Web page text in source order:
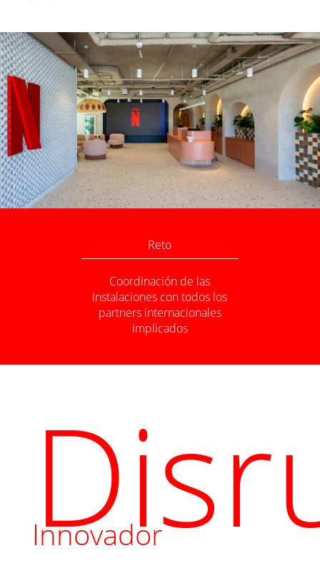
Reto
Coordinación de las
instalaciones con todos los
partners internacionales
implicados
Innovador